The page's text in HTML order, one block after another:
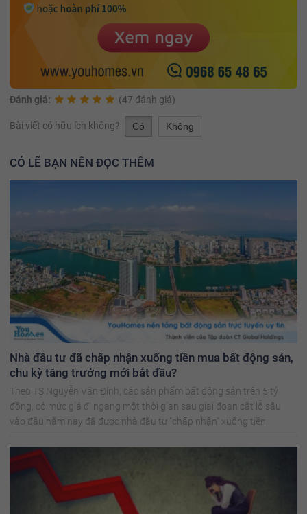
Đánh giá: (47 đánh giá)
Bài viết có hữu ích không? Có Không
CÓ LẼ BẠN NÊN ĐỌC THÊM
Nhà đầu tư đã chấp nhận xuống tiền mua bất động sản,
chu kỳ tăng trưởng mới bắt đầu?
Theo TS Nguyễn Văn Đính, các sản phẩm bất động sản trên 5 tỷ
đồng, có mức giá đi ngang một thời gian sau giai đoạn cắt lỗ sâu
vào đầu năm nay đã được nhà đầu tư "chấp nhận" xuống tiền